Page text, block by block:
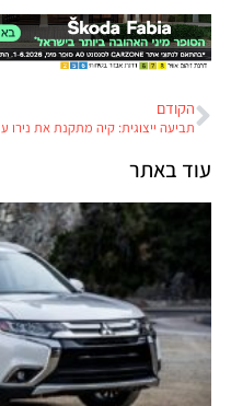
הקודם
עוד באתר